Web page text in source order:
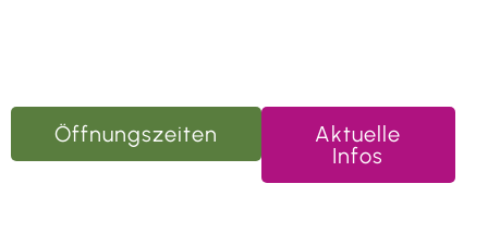
Öffnungszeiten
Aktuelle
Infos